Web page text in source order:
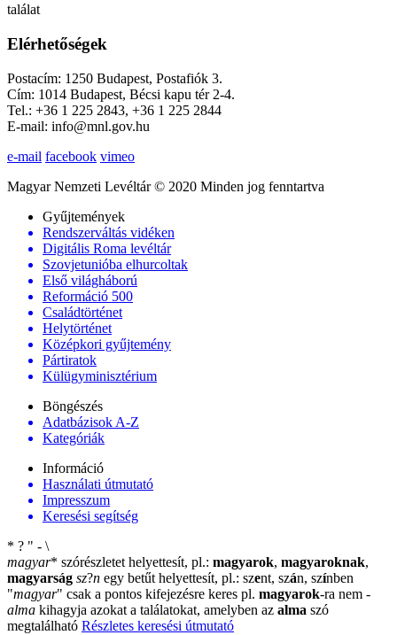
találat
Elérhetőségek
Postacím: 1250 Budapest, Postafiók 3.
Cím: 1014 Budapest, Bécsi kapu tér 2-4.
Tel.: +36 1 225 2843, +36 1 225 2844
E-mail: info@mnl.gov.hu
e-mail facebook vimeo
Magyar Nemzeti Levéltár © 2020 Minden jog fenntartva
Gyűjtemények
Rendszerváltás vidéken
Digitális Roma levéltár
Szovjetunióba elhurcoltak
Első világháború
Reformáció 500
Családtörténet
Helytörténet
Középkori gyűjtemény
Pártiratok
Külügyminisztérium
Böngészés
Adatbázisok A-Z
Kategóriák
Információ
Használati útmutató
Impresszum
Keresési segítség
* ? " - \
magyar* szórészletet helyettesít, pl.: magyarok, magyaroknak,
magyarság sz?n egy betűt helyettesít, pl.: szent, szán, színben
"magyar" csak a pontos kifejezésre keres pl. magyarok-ra nem -
alma kihagyja azokat a találatokat, amelyben az alma szó
megtalálható Részletes keresési útmutató